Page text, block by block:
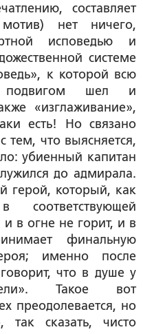
составляет
нет ничего,
исповедью и
системе
к которой всю
шел и
«изглаживание»,
есть! Но связано
тем, что выясняется,
убиенный капитан
до адмирала.
герой, который, как
в огне не горит, и в
финальную
именно после
что в душе у
Такое вот
преодолевается, но
сказать, чисто